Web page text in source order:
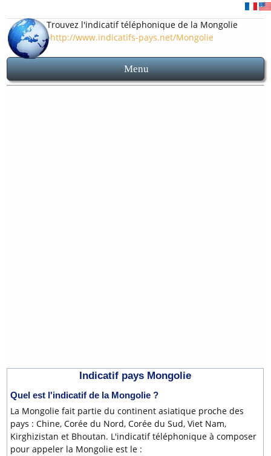
Trouvez l'indicatif téléphonique de la Mongolie
http://www.indicatifs-pays.net/Mongolie
Menu
Indicatif pays Mongolie
Quel est l'indicatif de la Mongolie ?
La Mongolie fait partie du continent asiatique proche des
pays : Chine, Corée du Nord, Corée du Sud, Viet Nam,
Kirghizistan et Bhoutan. L'indicatif téléphonique à composer
pour appeler la Mongolie est le :